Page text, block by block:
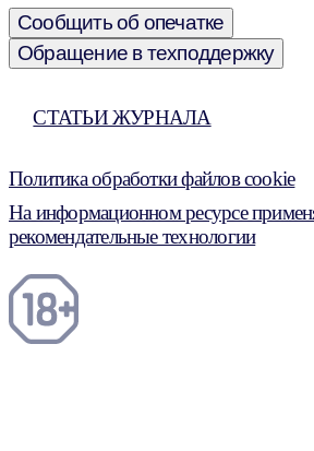
Сообщить об опечатке
Обращение в техподдержку
СТАТЬИ ЖУРНАЛА
Политика обработки файлов cookie
На информационном ресурсе
рекомендательные технологии